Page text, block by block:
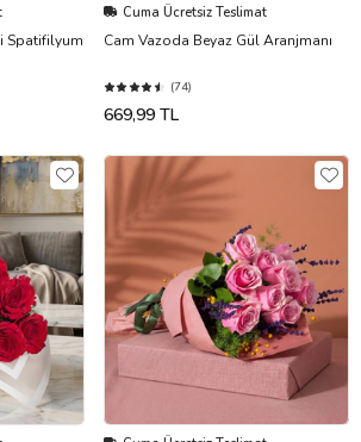
Spatifilyum
Cuma Ücretsiz Teslimat
Cam Vazoda Beyaz Gül Aranjmanı
(74)
669,99 TL